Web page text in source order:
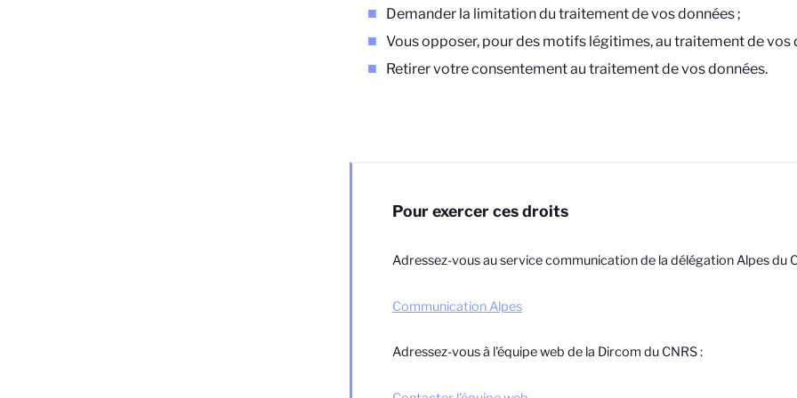
Demander la limitation du traitement de vos données ;
Vous opposer, pour des motifs légitimes, au traitement de vos
Retirer votre consentement au traitement de vos données.
Pour exercer ces droits
Adressez-vous au service communication de la délégation Alpes du
Communication Alpes
Adressez-vous à l'équipe web de la Dircom du CNRS :